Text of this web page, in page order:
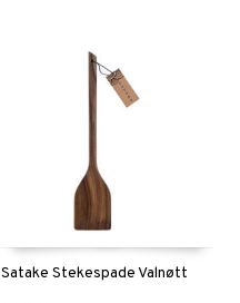
Satake Stekespade Valnøtt